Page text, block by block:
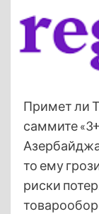
Примет ли
саммите
то ему
риски